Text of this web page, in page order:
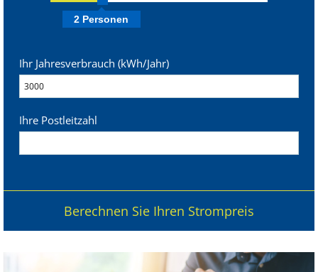
2 Personen
Ihr Jahresverbrauch (kWh/Jahr)
Ihre Postleitzahl